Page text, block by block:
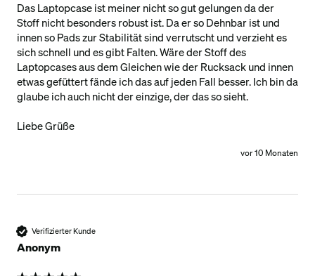
Das Laptopcase ist meiner nicht so gut gelungen da der
Stoff nicht besonders robust ist. Da er so Dehnbar ist und
innen so Pads zur Stabilität sind verrutscht und verzieht es
sich schnell und es gibt Falten. Wäre der Stoff des
Laptopcases aus dem Gleichen wie der Rucksack und innen
etwas gefüttert fände ich das auf jeden Fall besser. Ich bin da
glaube ich auch nicht der einzige, der das so sieht.
Liebe Grüße
vor 10 Monaten
Verifizierter Kunde
Anonym